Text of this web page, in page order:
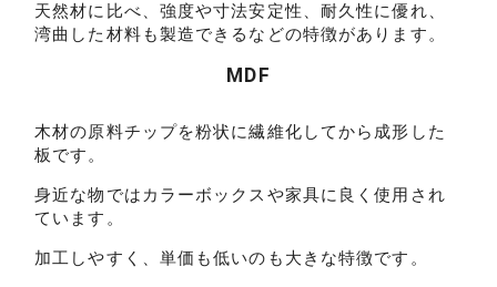
天然材に比べ、強度や寸法安定性、耐久性に優れ、
湾曲した材料も製造できるなどの特徴があります。
MDF
木材の原料チップを粉状に繊維化してから成形した
板です。
身近な物ではカラーボックスや家具に良く使用され
ています。
加工しやすく、単価も低いのも大きな特徴です。